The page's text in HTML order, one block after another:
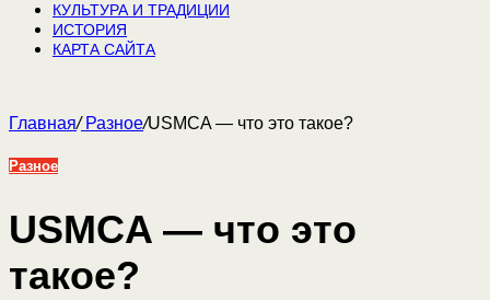
КУЛЬТУРА И ТРАДИЦИИ
ИСТОРИЯ
КАРТА САЙТА
Главная/Разное/USMCA — что это такое?
Разное
USMCA — что это
такое?